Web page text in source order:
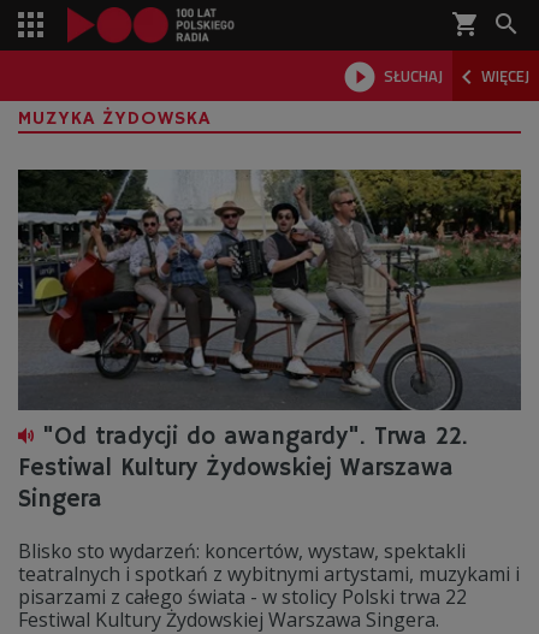
shopping_cart 
 SŁUCHAJ  WIĘCEJ

MUZYKA ŻYDOWSKA
"Od tradycji do awangardy". Trwa 22.
Festiwal Kultury Żydowskiej Warszawa
Singera
Blisko sto wydarzeń: koncertów, wystaw, spektakli
teatralnych i spotkań z wybitnymi artystami, muzykami i
pisarzami z całego świata - w stolicy Polski trwa 22
Festiwal Kultury Żydowskiej Warszawa Singera.